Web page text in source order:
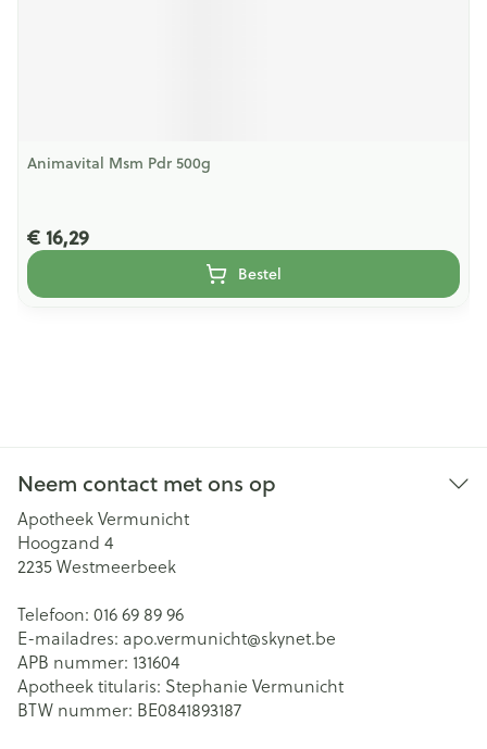
Animavital Msm Pdr 500g
€ 16,29
Bestel
Neem contact met ons op
Apotheek Vermunicht
Hoogzand 4
2235Westmeerbeek
Telefoon: 016 69 89 96
E-mailadres: apo.vermunicht@skynet.be
APB nummer: 131604
Apotheek titularis: Stephanie Vermunicht
BTW nummer: BE0841893187